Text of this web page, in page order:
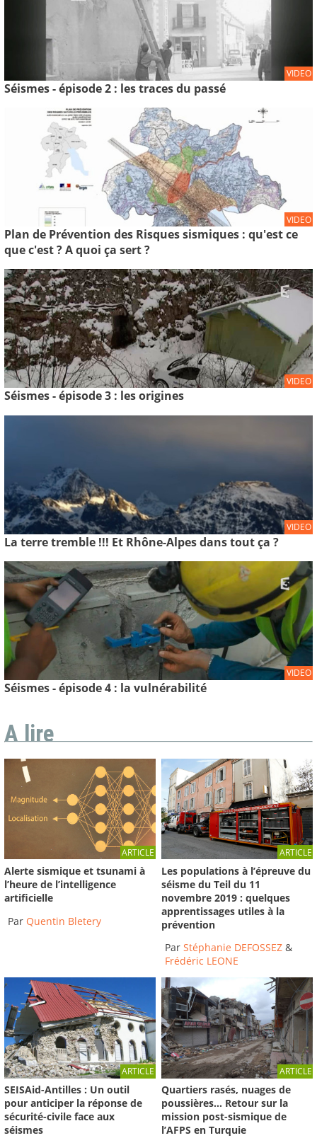
VIDEO
Séismes - épisode 2 : les traces du passé
VIDEO
Plan de Prévention des Risques sismiques : qu'est ce
que c'est ? A quoi ça sert ?
VIDEO
Séismes - épisode 3 : les origines
VIDEO
La terre tremble !!! Et Rhône-Alpes dans tout ça ?
VIDEO
Séismes - épisode 4 : la vulnérabilité
A lire
ARTICLE
Alerte sismique et tsunami à
l’heure de l’intelligence
artificielle
Par Quentin Bletery
ARTICLE
Les populations à l’épreuve du
séisme du Teil du 11
novembre 2019 : quelques
apprentissages utiles à la
prévention
ParStéphanie DEFOSSEZ &
Frédéric LEONE
ARTICLE
SEISAid-Antilles : Un outil
pour anticiper la réponse de
sécurité-civile face aux
séismes
ARTICLE
Quartiers rasés, nuages de
poussières… Retour sur la
mission post-sismique de
l’AFPS en Turquie